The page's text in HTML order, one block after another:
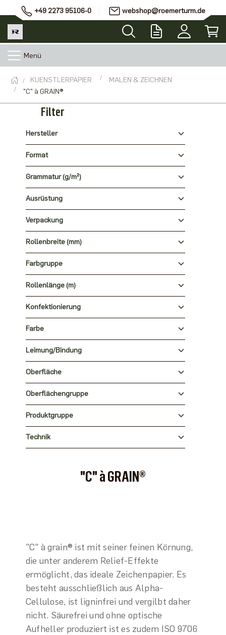
+49 2273 95106-0 webshop@roemerturm.de
Menü
KUENSTLERPAPIER
MALEN & ZEICHNEN
"C" à GRAIN®
Filter
Hersteller
Format
Grammatur (g/m²)
Ausrüstung
Verpackung
Rollenbreite (mm)
Farbgruppe
Rollenlänge (m)
Konfektionierung
Farbe
Leimung/Bindung
Oberfläche
Oberflächengruppe
Produktgruppe
Technik
"C" à GRAIN®
"C" à grain® ist mit seiner feinen Körnung,
die unter anderem Relief-Effekte
ermöglicht, das ideale Zeichenpapier. Es
besteht ausschließlich aus Alpha-
Cellulose, ist ligninfrei und vergilbt daher
nicht. Säurefrei und ohne optische
Aufheller produziert ist es zudem ISO 9706